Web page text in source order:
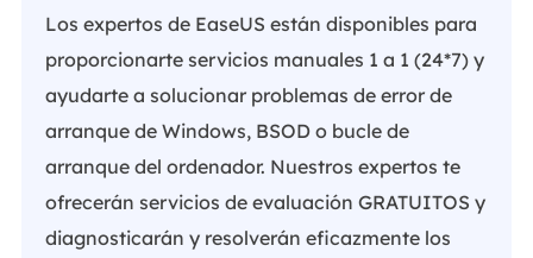
Los expertos de EaseUS están disponibles para
proporcionarte servicios manuales 1 a 1 (24*7) y
ayudarte a solucionar problemas de error de
arranque de Windows, BSOD o bucle de
arranque del ordenador. Nuestros expertos te
ofrecerán servicios de evaluación GRATUITOS y
diagnosticarán y resolverán eficazmente los